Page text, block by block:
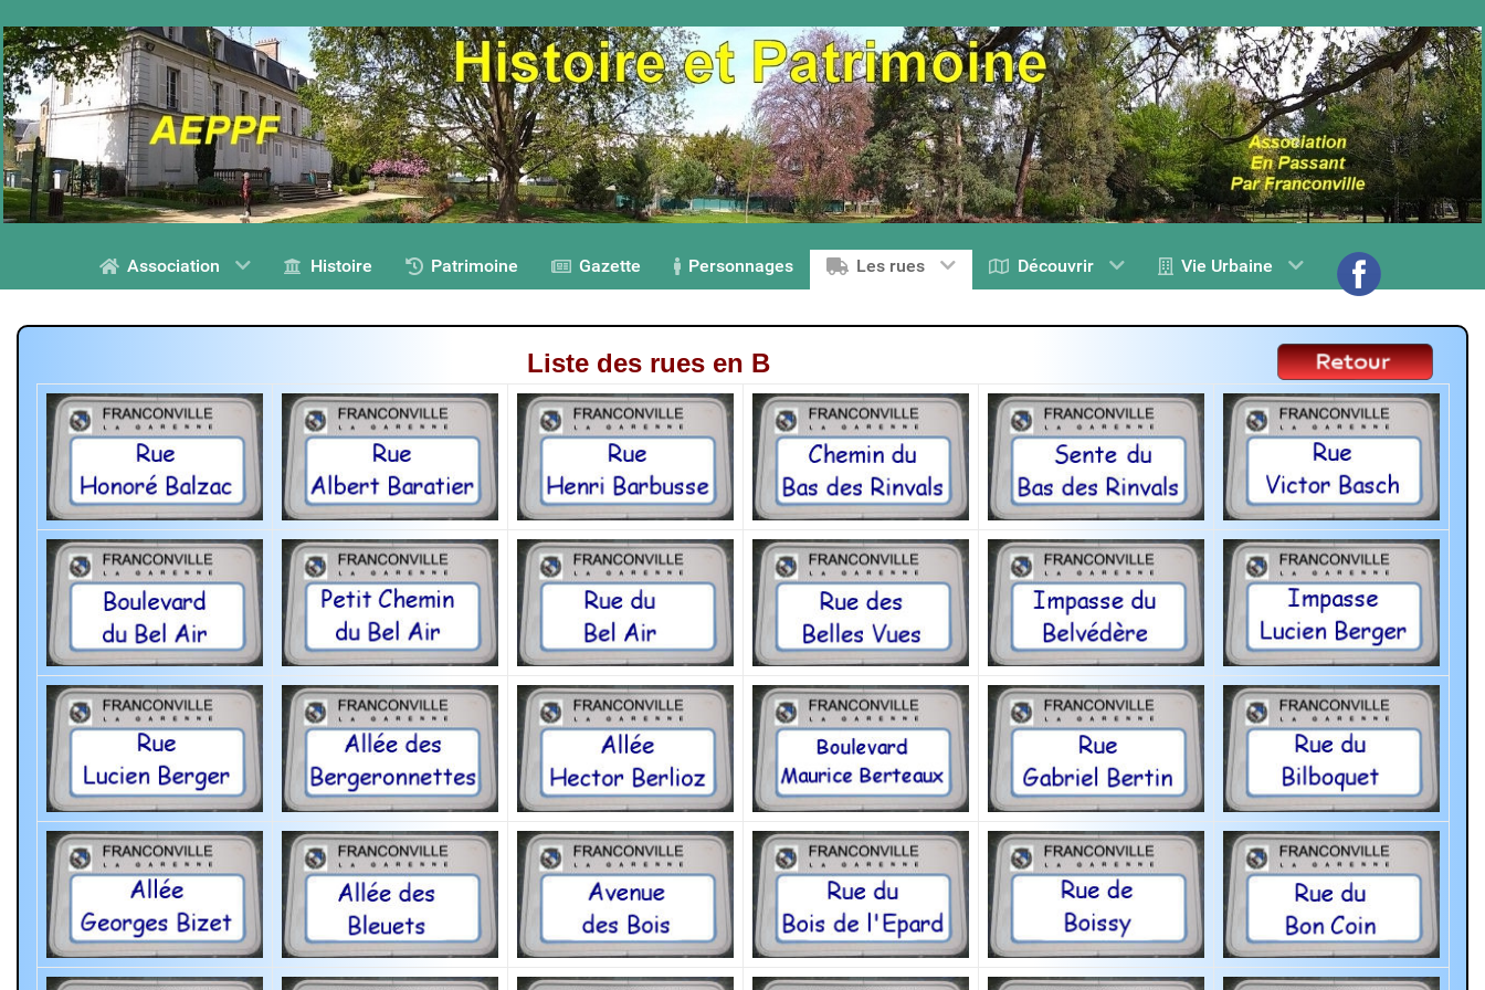
Association Histoire Patrimoine Gazette Personnages Les rues Découvrir Vie Urbaine
Liste des rues en B